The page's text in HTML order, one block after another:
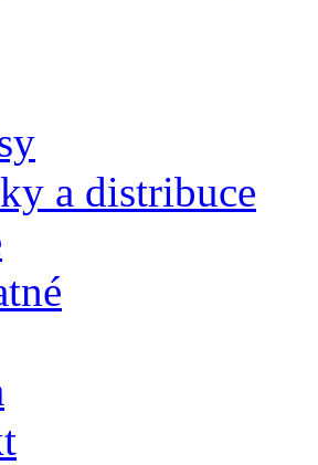
a distribuce